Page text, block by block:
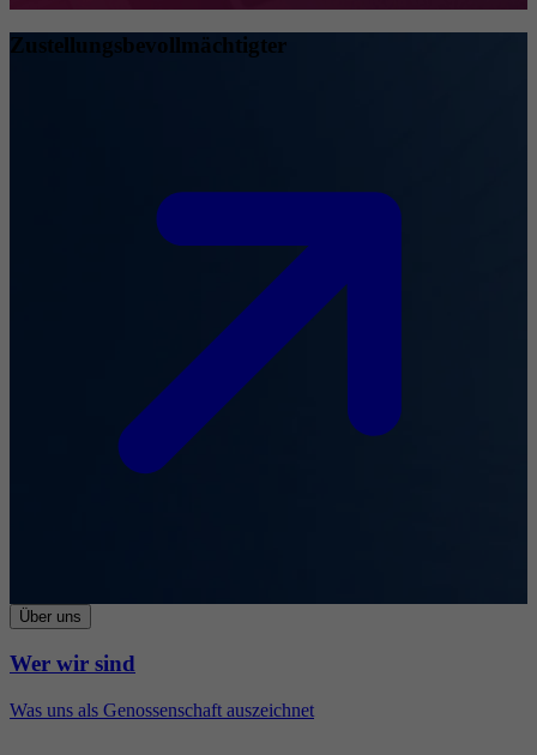
Zustellungsbevollmächtigter
Über uns
Wer wir sind
Was uns als Genossenschaft auszeichnet